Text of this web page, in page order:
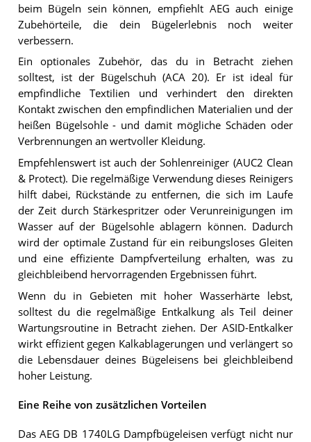
beim Bügeln sein können, empfiehlt AEG auch einige
Zubehörteile, die dein Bügelerlebnis noch weiter
verbessern.
Ein optionales Zubehör, das du in Betracht ziehen
solltest, ist der Bügelschuh (ACA 20). Er ist ideal für
empfindliche Textilien und verhindert den direkten
Kontakt zwischen den empfindlichen Materialien und der
heißen Bügelsohle - und damit mögliche Schäden oder
Verbrennungen an wertvoller Kleidung.
Empfehlenswert ist auch der Sohlenreiniger (AUC2 Clean
& Protect). Die regelmäßige Verwendung dieses Reinigers
hilft dabei, Rückstände zu entfernen, die sich im Laufe
der Zeit durch Stärkespritzer oder Verunreinigungen im
Wasser auf der Bügelsohle ablagern können. Dadurch
wird der optimale Zustand für ein reibungsloses Gleiten
und eine effiziente Dampfverteilung erhalten, was zu
gleichbleibend hervorragenden Ergebnissen führt.
Wenn du in Gebieten mit hoher Wasserhärte lebst,
solltest du die regelmäßige Entkalkung als Teil deiner
Wartungsroutine in Betracht ziehen. Der ASID-Entkalker
wirkt effizient gegen Kalkablagerungen und verlängert so
die Lebensdauer deines Bügeleisens bei gleichbleibend
hoher Leistung.
Eine Reihe von zusätzlichen Vorteilen
Das AEG DB 1740LG Dampfbügeleisen verfügt nicht nur